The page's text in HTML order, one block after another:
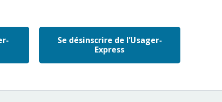
Se désinscrire de l’Usager-
Express